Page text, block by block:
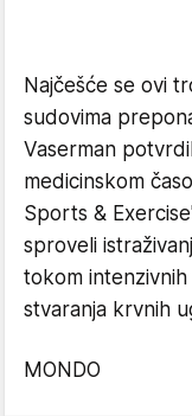
Najčešće se ovi
sudovima
Vaserman
medicinskom
Sports &
sproveli
tokom
stvaranja krvnih
MONDO